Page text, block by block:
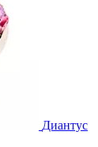
Диантус